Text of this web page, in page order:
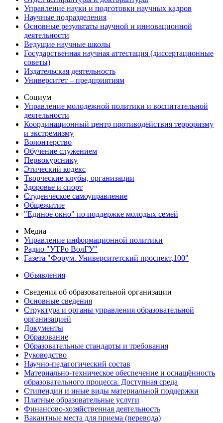
Управление науки и подготовки научных кадров
Научные подразделения
Основные результаты научной и инновационной
деятельности
Ведущие научные школы
Государственная научная аттестация (диссертационные
советы)
Издательская деятельность
Университет – предприятиям
Социум
Управление молодежной политики и воспитательной
деятельности
Координационный центр противодействия терроризму
и экстремизму
Волонтерство
Обучение служением
Первокурснику
Этический кодекс
Творческие клубы, организации
Здоровье и спорт
Студенческое самоуправление
Общежитие
"Единое окно" по поддержке молодых семей
Медиа
Управление информационной политики
Радио "УТРо ВолГУ"
Газета "Форум. Университетский проспект,100"
Объявления
Сведения об образовательной организации
Основные сведения
Структура и органы управления образовательной
организацией
Документы
Образование
Образовательные стандарты и требования
Руководство
Научно-педагогический состав
Материально-техническое обеспечение и оснащённость
образовательного процесса. Доступная среда
Стипендии и иные виды материальной поддержки
Платные образовательные услуги
Финансово-хозяйственная деятельность
Вакантные места для приема (перевода)